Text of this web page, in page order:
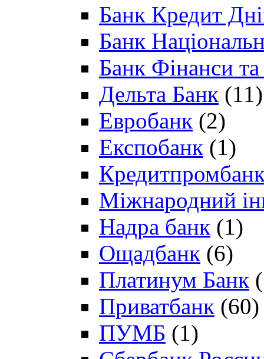
Банк Кредит
Банк
Банк Фінанси
Дельта Банк (11)
Евробанк (2)
Експобанк (1)
Міжнародний
Надра банк (1)
Ощадбанк (6)
Платинум Банк
Приватбанк (60)
ПУМБ (1)